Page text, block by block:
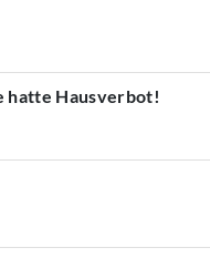
hatte Hausverbot!